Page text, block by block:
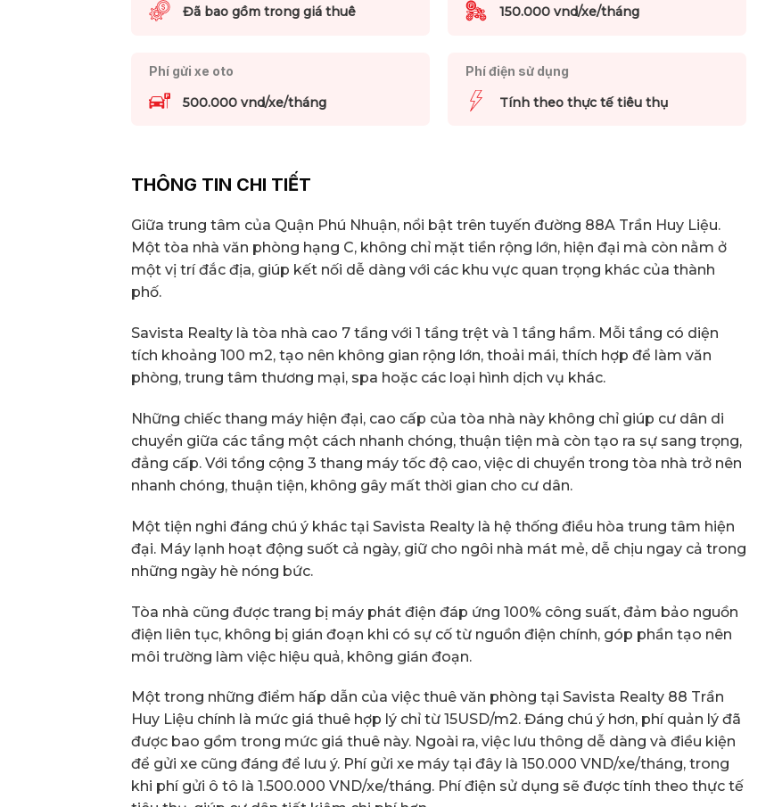
Đã bao gồm trong giá thuê 150.000 vnd/xe/tháng
Phí gửi xe oto
500.000 vnd/xe/tháng
Phí điện sử dụng
Tính theo thực tế tiêu thụ
THÔNG TIN CHI TIẾT
Giữa trung tâm của Quận Phú Nhuận, nổi bật trên tuyến đường 88A Trần Huy Liệu.
Một tòa nhà văn phòng hạng C, không chỉ mặt tiền rộng lớn, hiện đại mà còn nằm ở
một vị trí đắc địa, giúp kết nối dễ dàng với các khu vực quan trọng khác của thành
phố.
Savista Realty là tòa nhà cao 7 tầng với 1 tầng trệt và 1 tầng hầm. Mỗi tầng có diện
tích khoảng 100 m2, tạo nên không gian rộng lớn, thoải mái, thích hợp để làm văn
phòng, trung tâm thương mại, spa hoặc các loại hình dịch vụ khác.
Những chiếc thang máy hiện đại, cao cấp của tòa nhà này không chỉ giúp cư dân di
chuyển giữa các tầng một cách nhanh chóng, thuận tiện mà còn tạo ra sự sang trọng,
đẳng cấp. Với tổng cộng 3 thang máy tốc độ cao, việc di chuyển trong tòa nhà trở nên
nhanh chóng, thuận tiện, không gây mất thời gian cho cư dân.
Một tiện nghi đáng chú ý khác tại Savista Realty là hệ thống điều hòa trung tâm hiện
đại. Máy lạnh hoạt động suốt cả ngày, giữ cho ngôi nhà mát mẻ, dễ chịu ngay cả trong
những ngày hè nóng bức.
Tòa nhà cũng được trang bị máy phát điện đáp ứng 100% công suất, đảm bảo nguồn
điện liên tục, không bị gián đoạn khi có sự cố từ nguồn điện chính, góp phần tạo nên
môi trường làm việc hiệu quả, không gián đoạn.
Một trong những điểm hấp dẫn của việc thuê văn phòng tại Savista Realty 88 Trần
Huy Liệu chính là mức giá thuê hợp lý chỉ từ 15USD/m2. Đáng chú ý hơn, phí quản lý đã
được bao gồm trong mức giá thuê này. Ngoài ra, việc lưu thông dễ dàng và điều kiện
để gửi xe cũng đáng để lưu ý. Phí gửi xe máy tại đây là 150.000 VND/xe/tháng, trong
khi phí gửi ô tô là 1.500.000 VND/xe/tháng. Phí điện sử dụng sẽ được tính theo thực tế